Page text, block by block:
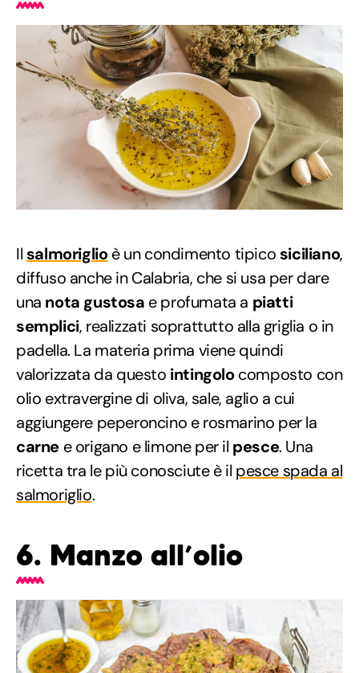
Il salmoriglioè un condimento tipico siciliano,
diffuso anche in Calabria, che si usa per dare
una nota gustosa e profumata a piatti
semplici, realizzati soprattutto alla griglia o in
padella. La materia prima viene quindi
valorizzata da questo intingolocomposto con
olio extravergine di oliva, sale, aglio a cui
aggiungere peperoncino e rosmarino per la
carne e origano e limone per il pesce. Una
ricetta tra le più conosciute è il pesce spada al
salmoriglio.
6. Manzo all’olio